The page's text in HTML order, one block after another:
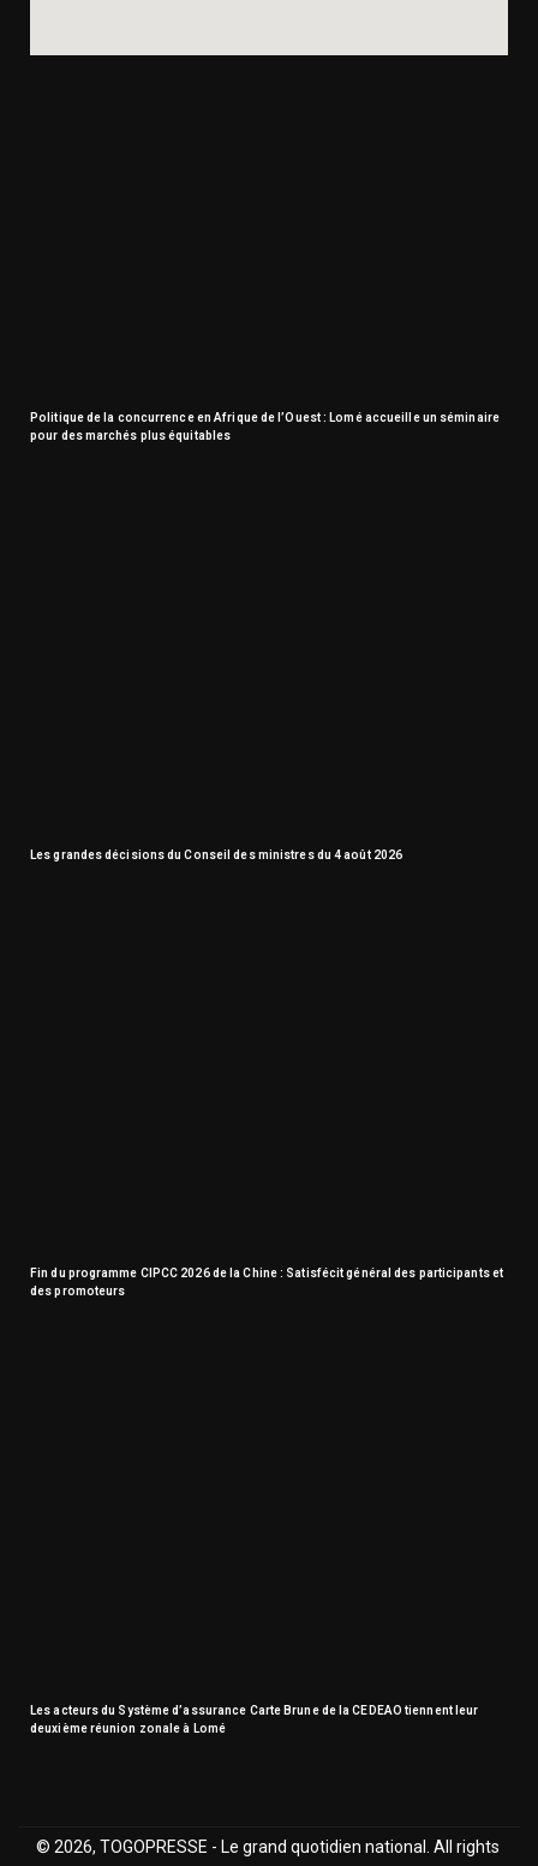
Politique de la concurrence en Afrique de l’Ouest : Lomé accueille un séminaire
pour des marchés plus équitables
Les grandes décisions du Conseil des ministres du 4 août 2026
Fin du programme CIPCC 2026 de la Chine : Satisfécit général des participants et
des promoteurs
Les acteurs du Système d’assurance Carte Brune de la CEDEAO tiennent leur
deuxième réunion zonale à Lomé
© 2026, TOGOPRESSE - Le grand quotidien national. All rights